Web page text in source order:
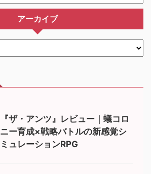
アーカイブ
『ザ・アンツ』レビュー｜蟻コロ
ニー育成×戦略バトルの新感覚シ
ミュレーションRPG